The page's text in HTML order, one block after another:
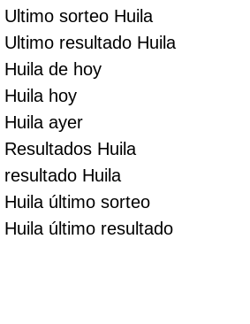
Ultimo sorteo Huila
Ultimo resultado Huila
Huila de hoy
Huila hoy
Huila ayer
Resultados Huila
resultado Huila
Huila último sorteo
Huila último resultado